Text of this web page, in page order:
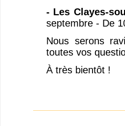
- Les Clayes-
septembre - De
Nous serons
toutes vos
À très bientôt !